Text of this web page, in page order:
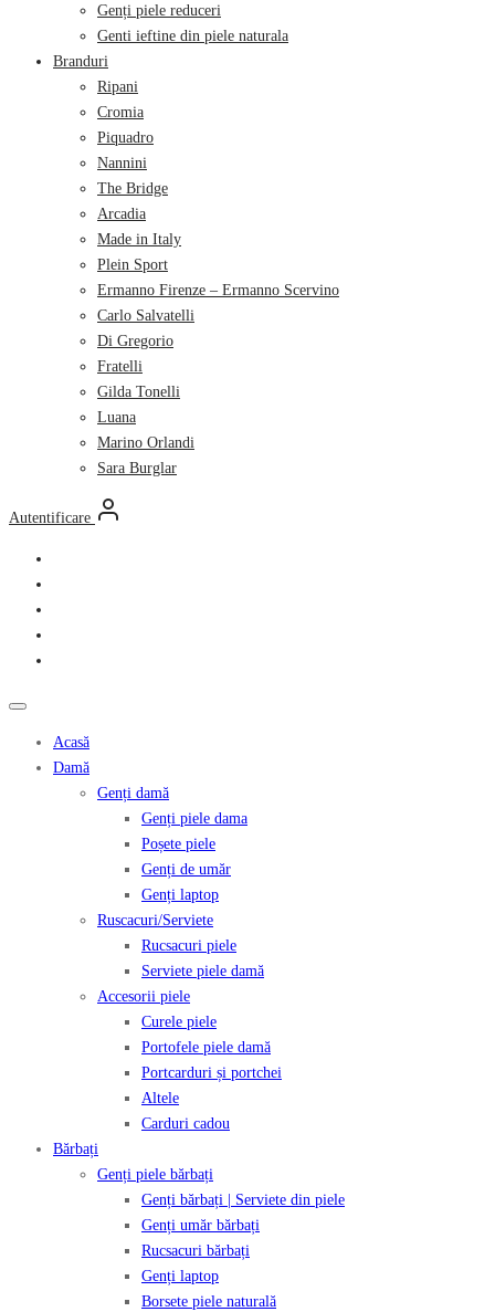
Genți piele reduceri
Genti ieftine din piele naturala
Branduri
Ripani
Cromia
Piquadro
Nannini
The Bridge
Arcadia
Made in Italy
Plein Sport
Ermanno Firenze – Ermanno Scervino
Carlo Salvatelli
Di Gregorio
Fratelli
Gilda Tonelli
Luana
Marino Orlandi
Sara Burglar
Autentificare
Acasă
Damă
Genți damă
Genți piele dama
Poșete piele
Genți de umăr
Genți laptop
Ruscacuri/Serviete
Rucsacuri piele
Serviete piele damă
Accesorii piele
Curele piele
Portofele piele damă
Portcarduri și portchei
Altele
Carduri cadou
Bărbați
Genți piele bărbați
Genți bărbați | Serviete din piele
Genți umăr bărbați
Rucsacuri bărbați
Genți laptop
Borsete piele naturală